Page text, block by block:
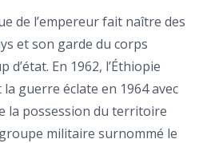
de l’empereur fait naître des
et son garde du corps
En 1962, l’Éthiopie
la guerre éclate en 1964 avec
la possession du territoire
militaire surnommé le